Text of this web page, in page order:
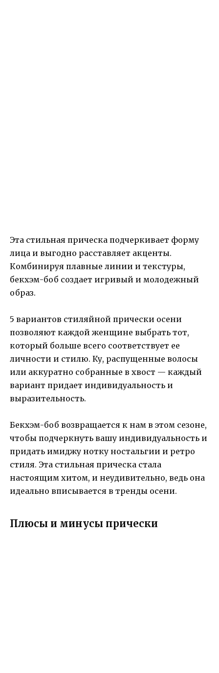
Эта стильная прическа подчеркивает форму
лица и выгодно расставляет акценты.
Комбинируя плавные линии и текстуры,
бекхэм-боб создает игривый и молодежный
образ.
5 вариантов стиляйной прически осени
позволяют каждой женщине выбрать тот,
который больше всего соответствует ее
личности и стилю. Ку, распущенные волосы
или аккуратно собранные в хвост — каждый
вариант придает индивидуальность и
выразительность.
Бекхэм-боб возвращается к нам в этом сезоне,
чтобы подчеркнуть вашу индивидуальность и
придать имиджу нотку ностальгии и ретро
стиля. Эта стильная прическа стала
настоящим хитом, и неудивительно, ведь она
идеально вписывается в тренды осени.
Плюсы и минусы прически